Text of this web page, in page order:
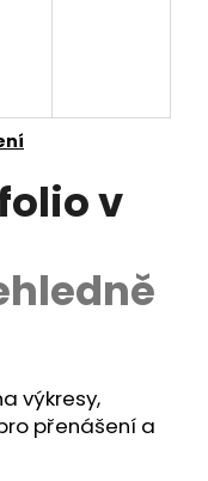
v
výkresy,
přenášení a